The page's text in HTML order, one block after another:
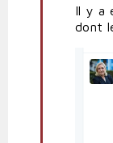
Il y a
dont